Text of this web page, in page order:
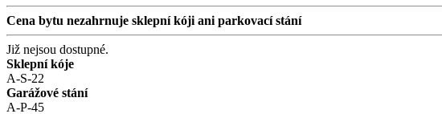
Cena bytu nezahrnuje sklepní kóji ani parkovací stání
Již nejsou dostupné.
Sklepní kóje
A-S-22
Garážové stání
A-P-45